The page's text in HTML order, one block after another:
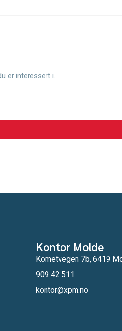
Kontor Molde
Kometvegen 7b, 6419
909 42 511
kontor@xpm.no